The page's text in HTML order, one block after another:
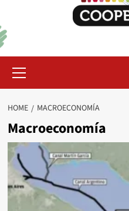
Menu
HOME MACROECONOMÍA
Macroeconomía